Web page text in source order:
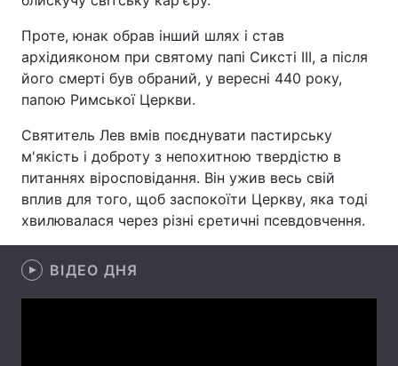
Головна Війна
Економіка Світ
Спорт Наука
Зброя
Проте, юнак обрав інший шлях і став
архідияконом при святому папі Сиксті III, а після
його смерті був обраний, у вересні 440 року,
папою Римської Церкви.
Святитель Лев вмів поєднувати пастирську
м'якість і доброту з непохитною твердістю в
питаннях віросповідання. Він ужив весь свій
вплив для того, щоб заспокоїти Церкву, яка тоді
хвилювалася через різні єретичні псевдовчення.
ВІДЕО ДНЯ